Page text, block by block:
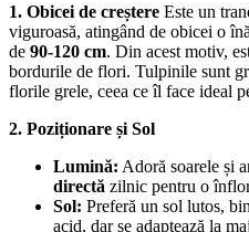
1. Obicei de creștere Este un
viguroasă, atingând de obicei o
de 90-120 cm. Din acest motiv,
bordurile de flori. Tulpinile sunt
florile grele, ceea ce îl face ideal
2. Poziționare și Sol
Lumină: Adoră soarele și
directă zilnic pentru o
Sol: Preferă un sol lutos,
acid, dar se adaptează la